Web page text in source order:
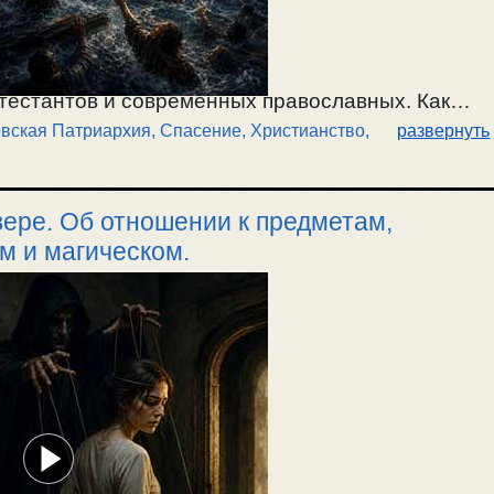
и современных православных. Как
к истинной церкви, с самого начала
в истинной церкви. Об искажении
организации. О суде Божием по
язычника и современных православных из
Патриархия учит бесовским заповедям. О
о верующем. Бесы знают все
вера? О духовном состоянии православных
и децентрализации. / 18.07.2026.
Патриархия, Спасение, Христианство,
развернуть
Об отношении к предметам,
и магическом.